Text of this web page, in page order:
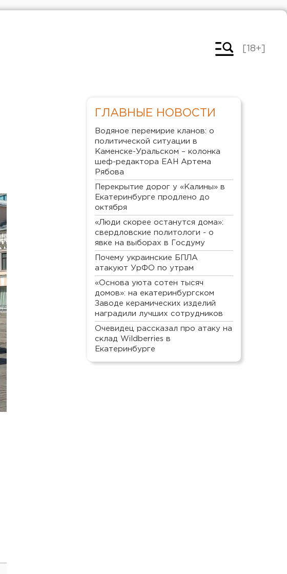
[18+]
ГЛАВНЫЕ НОВОСТИ
Водяное перемирие кланов: о
политической ситуации в
Каменске-Уральском – колонка
шеф-редактора ЕАН Артема
Рябова
Перекрытие дорог у «Калины» в
Екатеринбурге продлено до
октября
«Люди скорее останутся дома»:
свердловские политологи - о
явке на выборах в Госдуму
Почему украинские БПЛА
атакуют УрФО по утрам
«Основа уюта сотен тысяч
домов»: на екатеринбургском
Заводе керамических изделий
наградили лучших сотрудников
Очевидец рассказал про атаку на
склад Wildberries в
Екатеринбурге